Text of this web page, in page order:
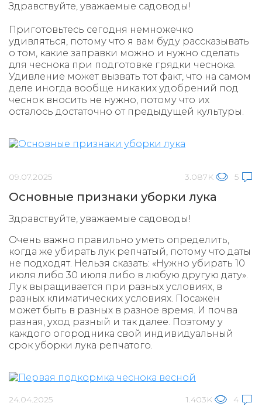
Здравствуйте, уважаемые садоводы!
Приготовьтесь сегодня немножечко
удивляться, потому что я вам буду рассказывать
о том, какие заправки можно и нужно сделать
для чеснока при подготовке грядки чеснока.
Удивление может вызвать тот факт, что на самом
деле иногда вообще никаких удобрений под
чеснок вносить не нужно, потому что их
осталось достаточно от предыдущей культуры.
09.07.2025 3.087K 5
Основные признаки уборки лука
Здравствуйте, уважаемые садоводы!
Очень важно правильно уметь определить,
когда же убирать лук репчатый, потому что даты
не подходят. Нельзя сказать: «Нужно убирать 10
июля либо 30 июля либо в любую другую дату».
Лук выращивается при разных условиях, в
разных климатических условиях. Посажен
может быть в разных в разное время. И почва
разная, уход разный и так далее. Поэтому у
каждого огородника свой индивидуальный
срок уборки лука репчатого.
24.04.2025 1.403K 4